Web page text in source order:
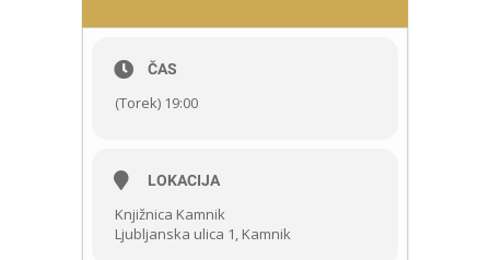
ČAS
(Torek) 19:00
LOKACIJA
Knjižnica Kamnik
Ljubljanska ulica 1, Kamnik